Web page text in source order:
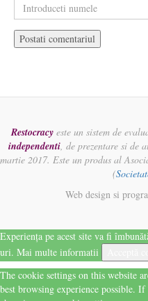
Restocracy este un sistem de
independenti, de prezentare si de
martie 2017. Este un produs al
(
Web design si
Experiența pe acest site va fi
uri. Mai multe informatii
The cookie settings on this website
best browsing experience possible.